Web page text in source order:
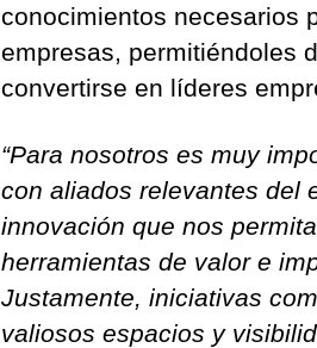
conocimientos necesarios
empresas, permitiéndoles
convertirse en líderes
“Para nosotros es muy
con aliados relevantes del
innovación que nos
herramientas de valor e
Justamente, iniciativas
valiosos espacios y